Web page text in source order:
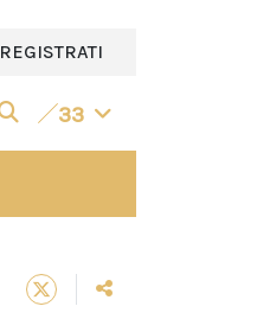
REGISTRATI
33